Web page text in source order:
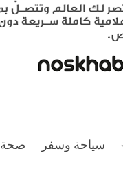
سياحة وسفر صحة